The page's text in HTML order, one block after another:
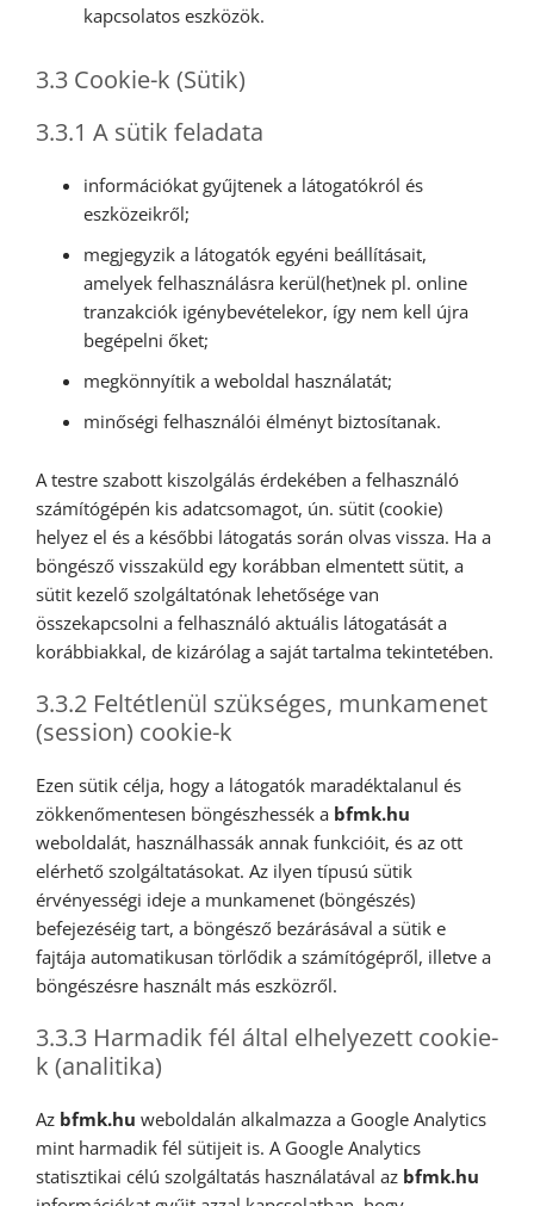
kapcsolatos eszközök.
3.3 Cookie-k (Sütik)
3.3.1 A sütik feladata
információkat gyűjtenek a látogatókról és
eszközeikről;
megjegyzik a látogatók egyéni beállításait,
amelyek felhasználásra kerül(het)nek pl. online
tranzakciók igénybevételekor, így nem kell újra
begépelni őket;
megkönnyítik a weboldal használatát;
minőségi felhasználói élményt biztosítanak.
A testre szabott kiszolgálás érdekében a felhasználó
számítógépén kis adatcsomagot, ún. sütit (cookie)
helyez el és a későbbi látogatás során olvas vissza. Ha a
böngésző visszaküld egy korábban elmentett sütit, a
sütit kezelő szolgáltatónak lehetősége van
összekapcsolni a felhasználó aktuális látogatását a
korábbiakkal, de kizárólag a saját tartalma tekintetében.
3.3.2 Feltétlenül szükséges, munkamenet
(session) cookie-k
Ezen sütik célja, hogy a látogatók maradéktalanul és
zökkenőmentesen böngészhessék a bfmk.hu
weboldalát, használhassák annak funkcióit, és az ott
elérhető szolgáltatásokat. Az ilyen típusú sütik
érvényességi ideje a munkamenet (böngészés)
befejezéséig tart, a böngésző bezárásával a sütik e
fajtája automatikusan törlődik a számítógépről, illetve a
böngészésre használt más eszközről.
3.3.3 Harmadik fél által elhelyezett cookie-
k (analitika)
Az bfmk.hu weboldalán alkalmazza a Google Analytics
mint harmadik fél sütijeit is. A Google Analytics
statisztikai célú szolgáltatás használatával az bfmk.hu